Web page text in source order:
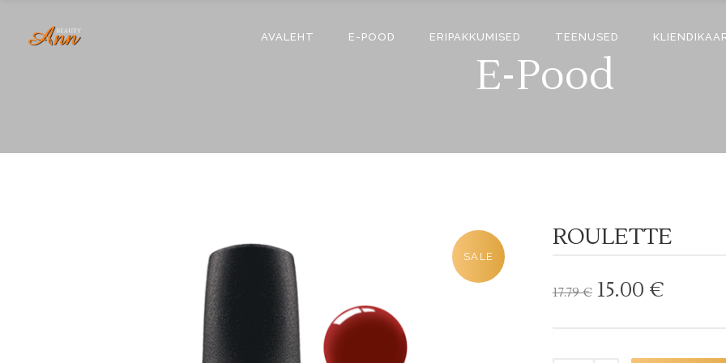
AVALEHT E-POOD ERIPAKKUMISED TEENUSED
E-Pood
SALE
ROULETTE
17.79€ Algne
15.00 €